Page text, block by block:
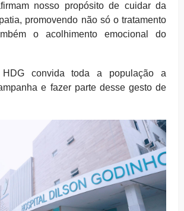
nosso propósito de cuidar da
promovendo não só o tratamento
o acolhimento emocional do
convida toda a população a
e fazer parte desse gesto de